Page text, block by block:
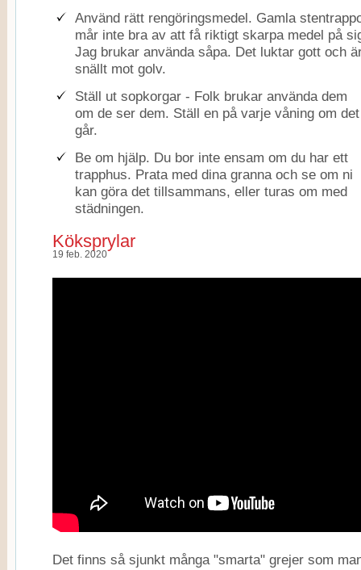
Använd rätt rengöringsmedel. Gamla
mår inte bra av att få riktigt skarpa medel på
Jag brukar använda såpa. Det luktar gott och
snällt mot golv.
Ställ ut sopkorgar - Folk brukar använda dem
om de ser dem. Ställ en på varje våning om det
går.
Be om hjälp. Du bor inte ensam om du har ett
trapphus. Prata med dina granna och se om ni
kan göra det tillsammans, eller turas om med
städningen.
Köksprylar
19 feb. 2020
Det finns så sjunkt många "smarta" grejer som